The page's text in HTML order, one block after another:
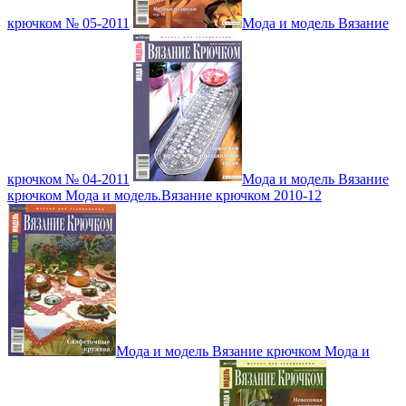
крючком № 05-2011 Мода и модель Вязание
крючком № 04-2011
Мода и модель Вязание
крючком Мода и модель.Вязание крючком 2010-12
Мода и модель Вязание крючком Мода и